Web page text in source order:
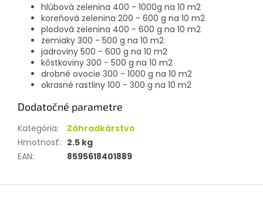
hlúbová zelenina 400 - 1000g na 10 m2
koreňová zelenina 200 - 600 g na 10 m2
plodová zelenina 400 - 600 g na 10 m2
zemiaky 300 - 500 g na 10 m2
jadroviny 500 - 600 g na 10 m2
kôstkoviny 300 - 500 g na 10 m2
drobné ovocie 300 - 1000 g na 10 m2
okrasné rastliny 100 - 300 g na 10 m2
Dodatočné parametre
Kategória:
Záhradkárstvo
Hmotnosť: 2.5 kg
EAN: 8595618401889